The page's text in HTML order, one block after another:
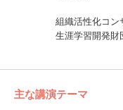
組織活性化コン
生涯学習開発財
主な講演テーマ